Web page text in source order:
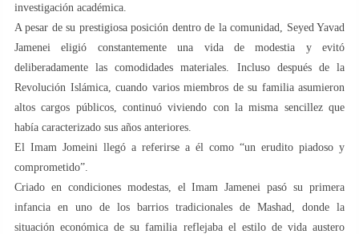
investigación académica.
A pesar de su prestigiosa posición dentro de la comunidad, Seyed Yavad
Jamenei eligió constantemente una vida de modestia y evitó
deliberadamente las comodidades materiales. Incluso después de la
Revolución Islámica, cuando varios miembros de su familia asumieron
altos cargos públicos, continuó viviendo con la misma sencillez que
había caracterizado sus años anteriores.
El Imam Jomeini llegó a referirse a él como “un erudito piadoso y
comprometido”.
Criado en condiciones modestas, el Imam Jamenei pasó su primera
infancia en uno de los barrios tradicionales de Mashad, donde la
situación económica de su familia reflejaba el estilo de vida austero